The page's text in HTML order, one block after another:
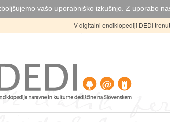
vašo uporabniško izkušnjo. Z uporabo
V digitalni enciklopediji DEDI